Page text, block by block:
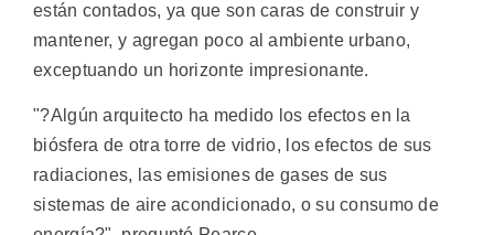
están contados, ya que son caras de construir y
mantener, y agregan poco al ambiente urbano,
exceptuando un horizonte impresionante.
"?Algún arquitecto ha medido los efectos en la
biósfera de otra torre de vidrio, los efectos de sus
radiaciones, las emisiones de gases de sus
sistemas de aire acondicionado, o su consumo de